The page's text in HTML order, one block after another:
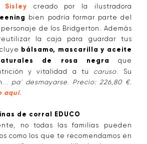
creado por la ilustradora
bien podría formar parte del
de los Bridgerton. Además
la caja para guardar tus
bálsamo, mascarilla y aceite
de rosa negra
que
y vitalidad a tu caruso . Su
pa´ desmayarse Precio: 226,80 €.
aquí.
de corral EDUCO
no todas las familias pueden
como los que te recomendamos en